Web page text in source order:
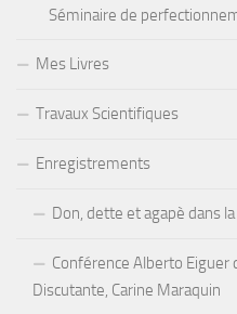
Séminaire de
Mes Livres
Travaux Scientifiques
Enregistrements
Don, dette et agapè dans
Conférence Alberto Eiguer
Discutante, Carine Maraquin